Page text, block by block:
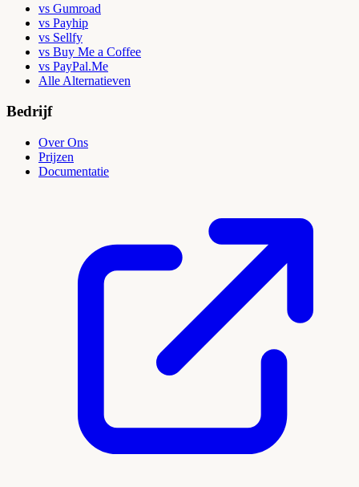
vs Gumroad
vs Payhip
vs Sellfy
vs Buy Me a Coffee
vs PayPal.Me
Alle Alternatieven
Bedrijf
Over Ons
Prijzen
Documentatie